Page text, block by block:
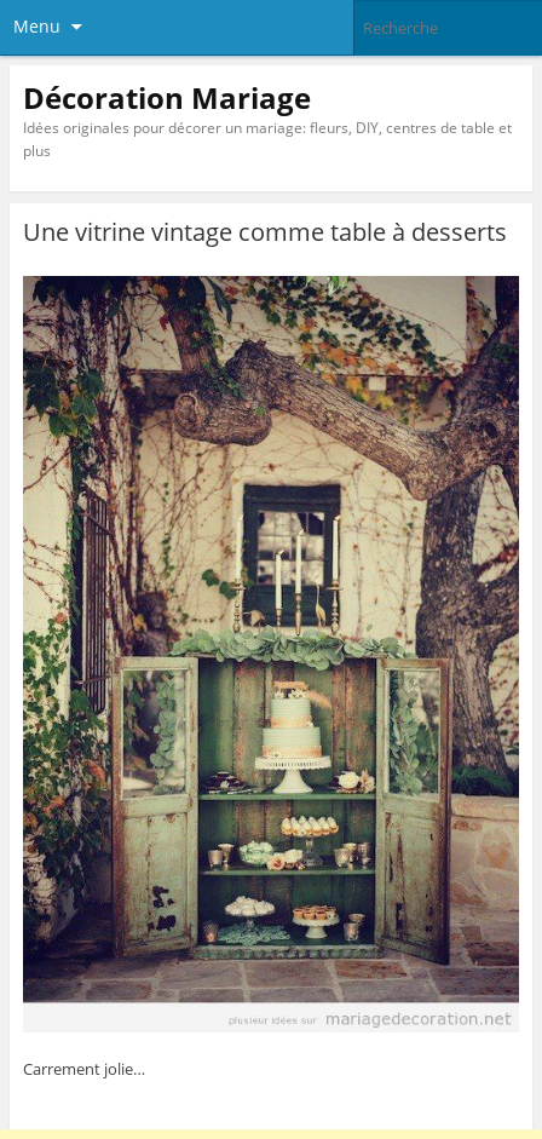
Menu
Décoration Mariage
Idées originales pour décorer un mariage: fleurs, DIY, centres de table et
plus
Une vitrine vintage comme table à desserts
Carrement jolie…